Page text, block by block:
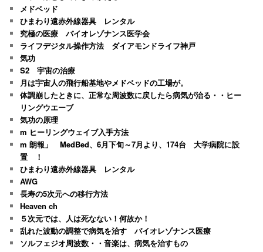
メドベッド
ひまわり遠赤外線器具 レンタル
究極の医療 バイオレゾナンス医学会
ライフデジタル操作方法 ダイアモンドライフ神戸
気功
S2 宇宙の治療
月は宇宙人の飛行船基地やメドベッドの工場が。
体調崩したときに、正常な周波数に戻したら病気が治る・・ヒー
リングウエーブ
気功の原理
m ヒーリングウェイブ入手方法
m 朗報」 MedBed、6月下旬～7月より、174台 大学病院に設
置 ！
ひまわり遠赤外線器具 レンタル
AWG
長寿の5次元への移行方法
Heaven ch
５次元では、人は死なない！何故か！
乱れた波動の調整で病気を治す バイオレゾナンス医療
ソルフェジオ周波数・・音楽は、病気を治すもの